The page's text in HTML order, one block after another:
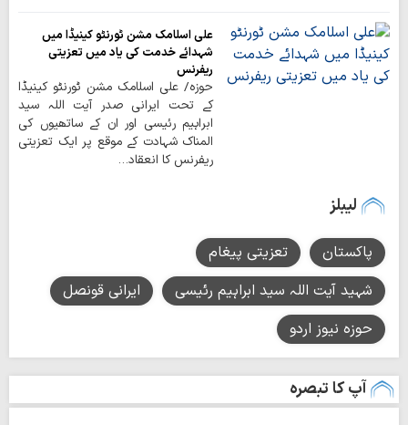
علی اسلامک مشن ٹورنٹو کینیڈا میں
شہدائے خدمت کی یاد میں تعزیتی
ریفرنس
حوزہ/ علی اسلامک مشن ٹورنٹو کینیڈا
کے تحت ایرانی صدر آیت اللہ سید
ابراہیم رئیسی اور ان کے ساتھیوں کی
المناک شہادت کے موقع پر ایک تعزیتی
ریفرنس کا انعقاد…
لیبلز
پاکستان
تعزیتی پیغام
شہید آیت اللہ سید ابراہیم رئیسی
ایرانی قونصل
حوزہ نیوز اردو
آپ کا تبصرہ